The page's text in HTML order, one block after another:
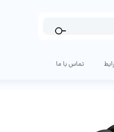
تماس با ما